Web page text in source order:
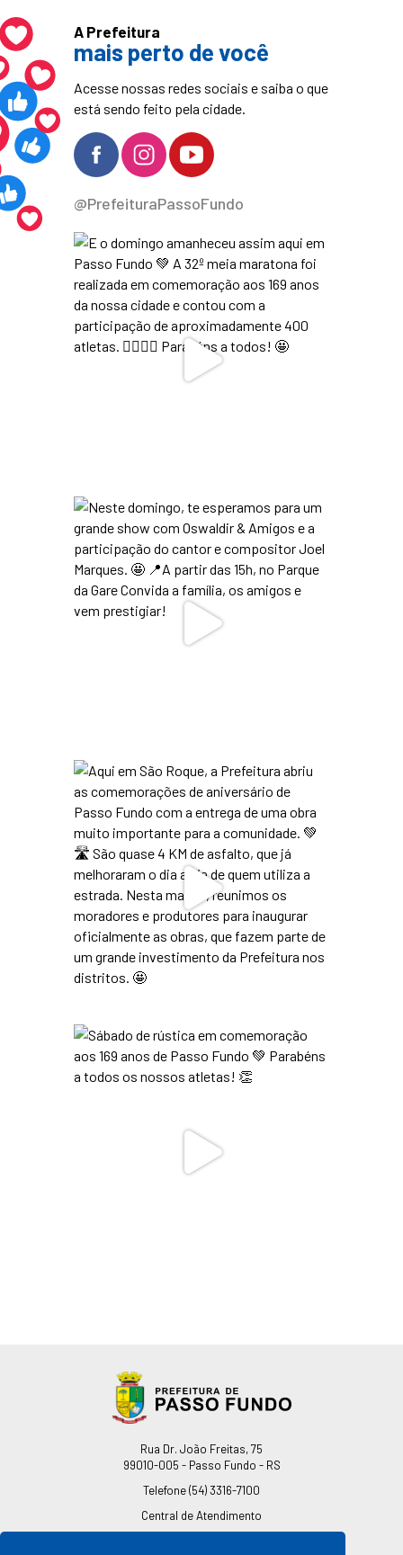
A Prefeitura
mais perto de você
Acesse nossas redes sociais e saiba o que
está sendo feito pela cidade.
@PrefeituraPassoFundo
Endereço
Rua Dr. João Freitas, 75
99010-005 - Passo Fundo - RS
Telefone(54) 3316-7100
Central de Atendimento
0800 541 7100